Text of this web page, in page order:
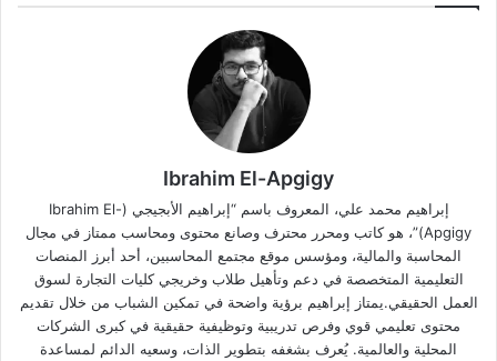
Ibrahim El-Apgigy
إبراهيم محمد علي، المعروف باسم “إبراهيم الأبجيجي (Ibrahim El-
Apgigy)”، هو كاتب ومحرر محترف وصانع محتوى ومحاسب ممتاز في مجال
المحاسبة والمالية، ومؤسس موقع مجتمع المحاسبين، أحد أبرز المنصات
التعليمية المتخصصة في دعم وتأهيل طلاب وخريجي كليات التجارة لسوق
العمل الحقيقي.يمتاز إبراهيم برؤية واضحة في تمكين الشباب من خلال تقديم
محتوى تعليمي قوي وفرص تدريبية وتوظيفية حقيقية في كبرى الشركات
المحلية والعالمية. يُعرف بشغفه بتطوير الذات، وسعيه الدائم لمساعدة